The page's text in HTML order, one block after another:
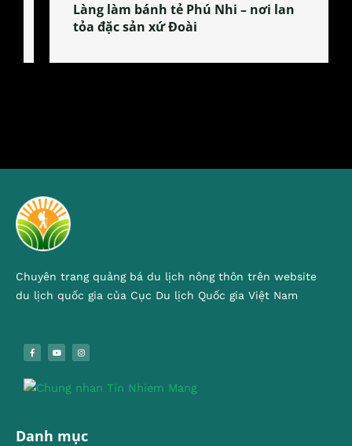
Làng làm bánh tẻ Phú Nhi – nơi lan
tỏa đặc sản xứ Đoài
Chuyên trang quảng bá du lịch nông thôn trên website
du lịch quốc gia của Cục Du lịch Quốc gia Việt Nam
Danh mục